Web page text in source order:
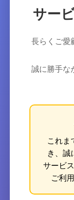
サー
長らくご愛
誠に勝手な
これま
き、誠
サービ
ご利